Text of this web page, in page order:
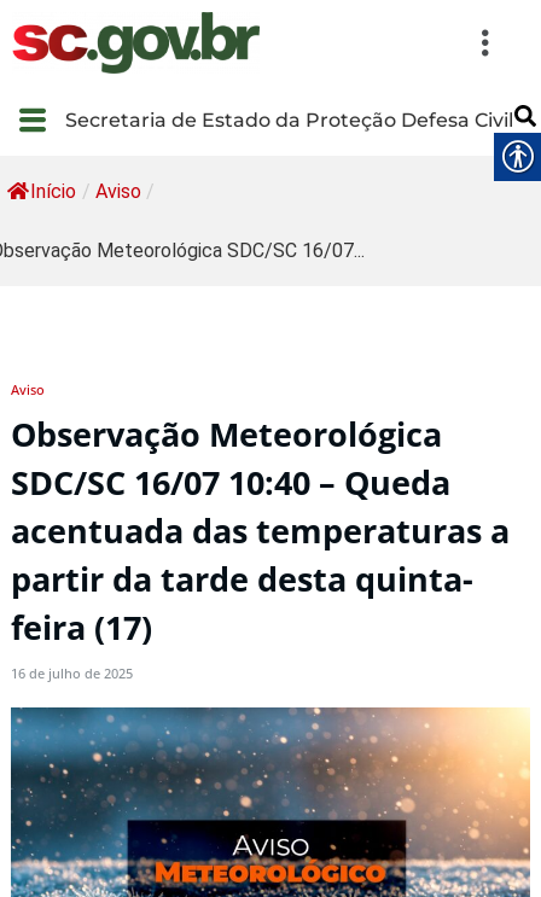
Secretaria de Estado da Proteção Defesa Civil
Início / Aviso /
Meteorológica SDC/SC 16/07...
Aviso
Observação Meteorológica
SDC/SC 16/07 10:40 – Queda
acentuada das temperaturas a
partir da tarde desta quinta-
feira (17)
16 de julho de 2025